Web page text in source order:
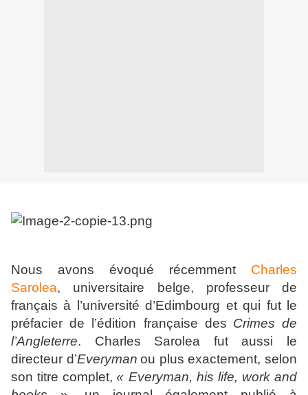
Nous avons évoqué récemment Charles
Sarolea, universitaire belge, professeur de
français à l’université d’Edimbourg et qui fut le
préfacier de l’édition française des Crimes de
l’Angleterre. Charles Sarolea fut aussi le
directeur d’Everyman ou plus exactement, selon
son titre complet, « Everyman, his life, work and